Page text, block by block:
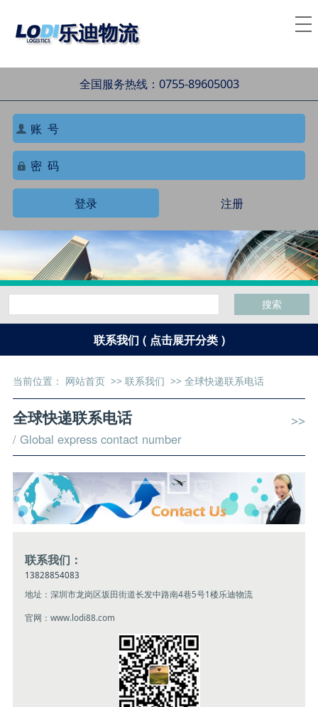
全国服务热线：0755-89605003
登录 注册
搜索
联系我们 ( 点击展开分类 )
当前位置： 网站首页>> 联系我们 >> 全球快递联系电话
全球快递联系电话
/ Global express contact number
>>
联系我们：
13828854083
地址：深圳市龙岗区坂田街道长发中路南4巷5号1楼乐迪物流
官网：www.lodi88.com